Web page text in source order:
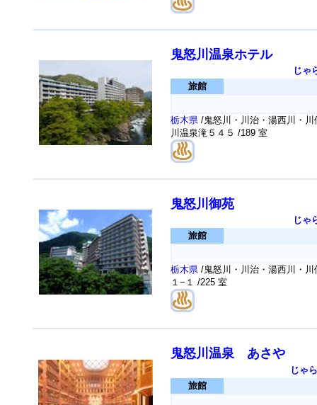
鬼怒川温泉ホテル
じゃ
旅館
栃木県 /鬼怒川・川治・湯西川・
川温泉滝５４５ /189 室
鬼怒川御苑
じゃ
旅館
栃木県 /鬼怒川・川治・湯西川・
１−１ /225 室
鬼怒川温泉 あさや
じゃ
旅館